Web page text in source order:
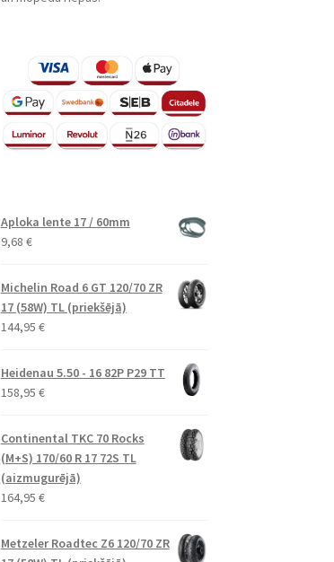
Aploka lente 17 / 60mm
9,68 €
Michelin Road 6 GT 120/70 ZR
17 (58W) TL (priekšējā)
144,95 €
Heidenau 5.50 - 16 82P P29 TT
158,95 €
Continental TKC 70 Rocks
(M+S) 170/60 R 17 72S TL
(aizmugurējā)
164,95 €
Metzeler Roadtec Z6 120/70 ZR